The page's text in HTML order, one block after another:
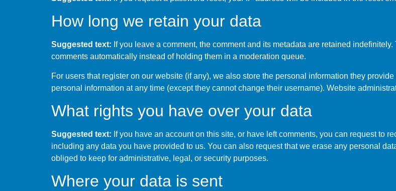
How long we retain your data
Suggested text: If you leave a comment, the comment and its metadata are retained
comments automatically instead of holding them in a moderation queue.
For users that register on our website (if any), we also store the personal information they
personal information at any time (except they cannot change their username). Website
What rights you have over your data
Suggested text: If you have an account on this site, or have left comments, you can request to
including any data you have provided to us. You can also request that we erase any personal
obliged to keep for administrative, legal, or security purposes.
Where your data is sent